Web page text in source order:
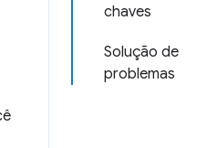
chaves
Solução de
problemas